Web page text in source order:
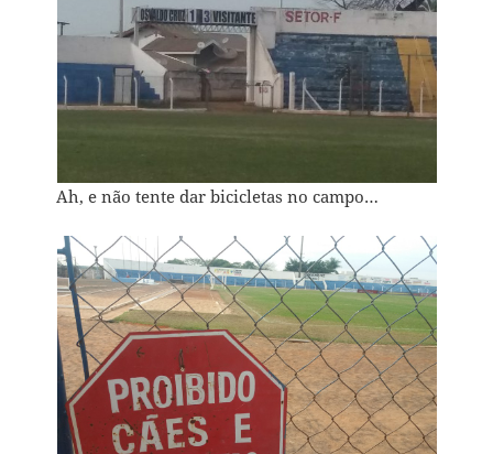
Ah, e não tente dar bicicletas no campo…